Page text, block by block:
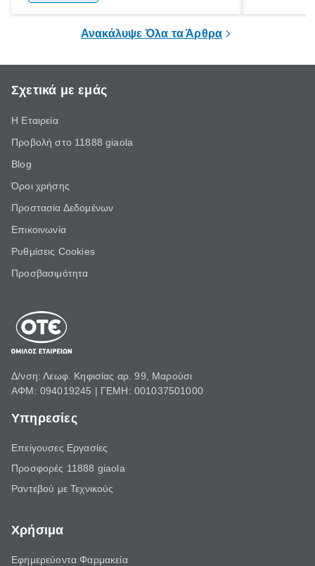
Ανακάλυψε Όλα τα Άρθρα
Σχετικά με εμάς
Η Εταιρεία
Προβολή στο 11888 giaola
Blog
Όροι χρήσης
Προστασία Δεδομένων
Επικοινωνία
Ρυθμίσεις Cookies
Προσβασιμότητα
Δ/νση: Λεωφ. Κηφισίας αρ. 99, Μαρούσι
ΑΦΜ: 094019245 | ΓΕΜΗ: 001037501000
Υπηρεσίες
Επείγουσες Εργασίες
Προσφορές 11888 giaola
Ραντεβού με Τεχνικούς
Χρήσιμα
Εφημερεύοντα Φαρμακεία